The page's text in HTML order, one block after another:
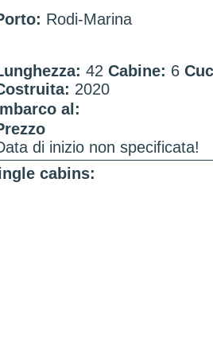
Rodi-Marina
42 Cabine: 6
2020
al:
di inizio non specificata!
cabins: